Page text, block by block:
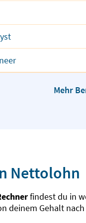
Mehr
Nettolohn
findest du in
deinem Gehalt